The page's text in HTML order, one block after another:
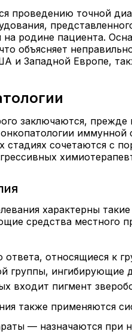
проведению точной
родине пациента.
объясняет
и Западной Европе,
заключаются,
иммунной
сочетаются с
характерны
средства местного
относящиеся к
группы, ингибирующие
входит пигмент
также применяются
— назначаются при